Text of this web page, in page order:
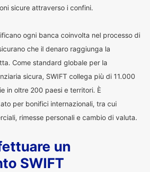
sicure attraverso i confini.
ogni banca coinvolta nel processo di
che il denaro raggiunga la
Come standard globale per la
sicura, SWIFT collega più di 11.000
in oltre 200 paesi e territori. È
per bonifici internazionali, tra cui
rimesse personali e cambio di valuta.
un
SWIFT